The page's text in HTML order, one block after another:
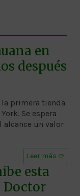
en
después
la primera tienda
Se espera
alcance un valor
Leer más ➱
esta
Doctor